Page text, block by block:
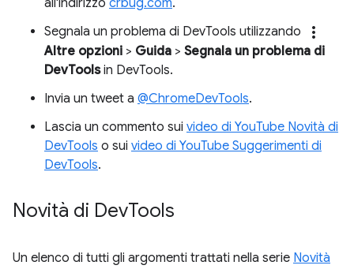
all'indirizzo crbug.com.
Segnala un problema di DevTools utilizzando
more_vert
Altre opzioni > Guida > Segnala un problema di
DevToolsin DevTools.
Invia un tweet a @ChromeDevTools.
Lascia un commento sui video di YouTube Novità di
DevTools o sui video di YouTube Suggerimenti di
DevTools.
Novità di DevTools
Un elenco di tutti gli argomenti trattati nella serie Novità